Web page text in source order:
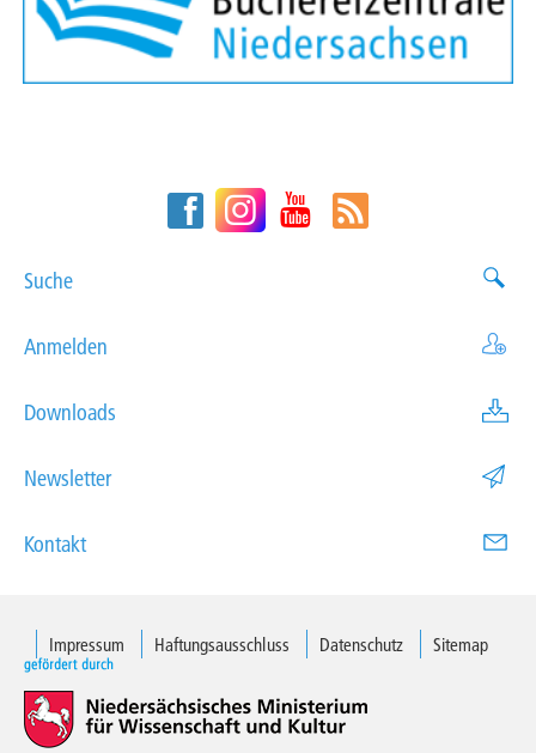
Suche
Anmelden
Downloads
Newsletter
Kontakt
Impressum Haftungsausschluss Datenschutz Sitemap